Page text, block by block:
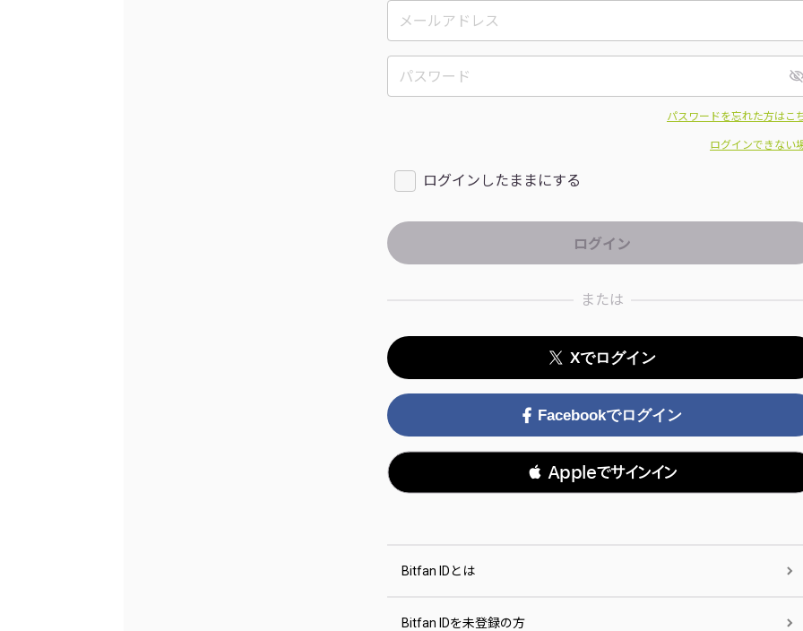
パスワードを忘れた方はこ
ログインできない
ログインしたままにする
または
Xでログイン
Facebookでログイン
 Appleでサインイン
Bitfan IDとは
Bitfan IDを未登録の方